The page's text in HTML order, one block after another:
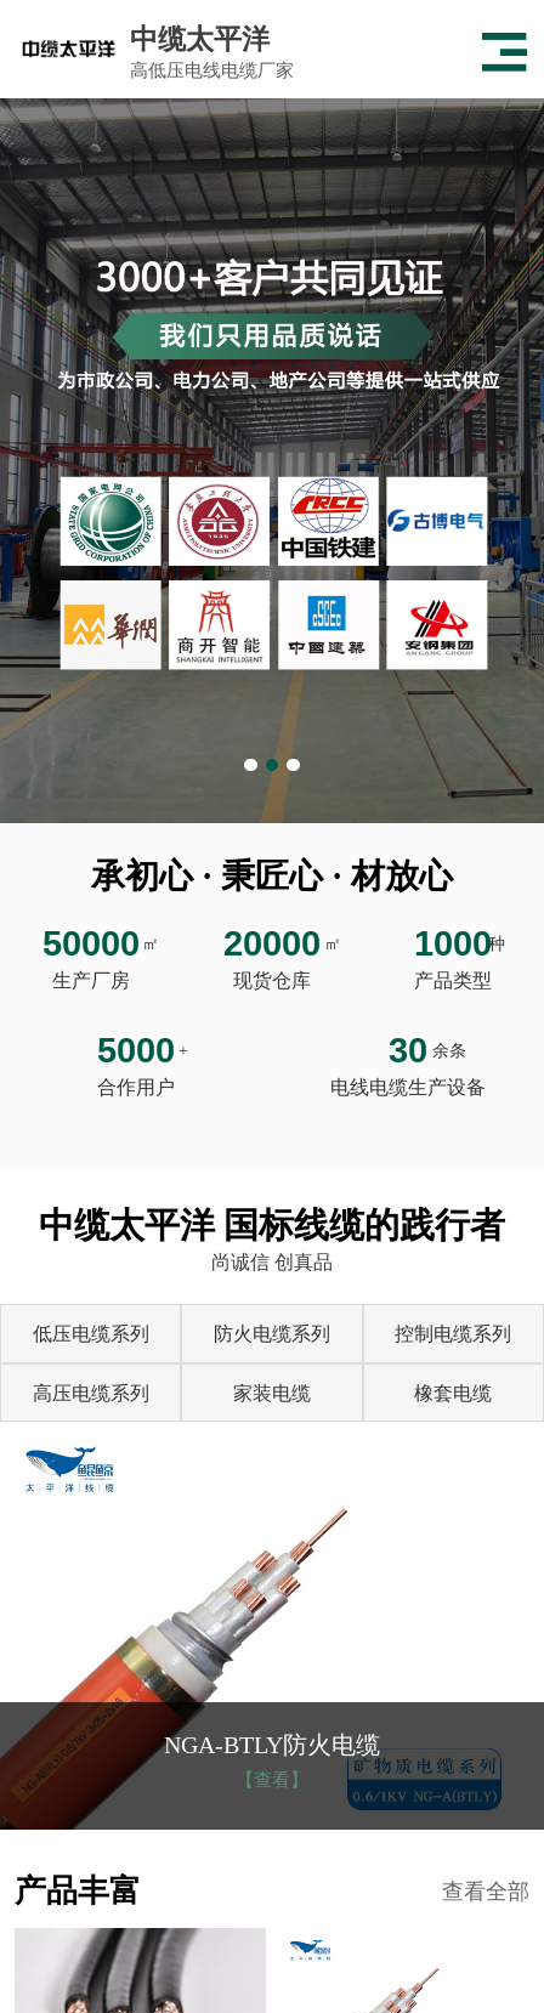
中缆太平洋
高低压电线电缆厂家
承初心 · 秉匠心 · 材放心
50000 ㎡
生产厂房
20000 ㎡
现货仓库
1000种
产品类型
5000 +
合作用户
30 余条
电线电缆生产设备
中缆太平洋 国标线缆的践行者
尚诚信 创真品
低压电缆系列 防火电缆系列 控制电缆系列
高压电缆系列 家装电缆 橡套电缆
NGA-BTLY防火电缆
【查看】
查看全部
产品丰富